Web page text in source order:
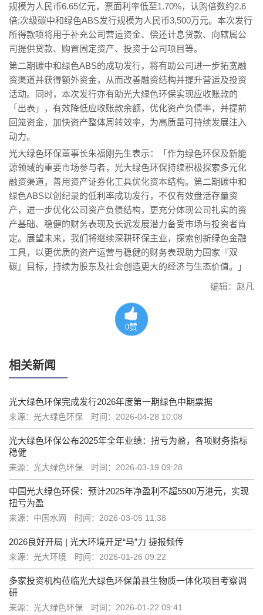
规模为人民币6.65亿元，票面利率低至1.70%，认购倍数约2.6
倍;次级碳中和绿色ABS发行规模为人民币3,500万元。本次发行
所得款项将用于补充公司营运资金、偿还计息贷款、向辖属公
司提供贷款、购置固定资产、投资于公司项目等。
第二期碳中和绿色ABS的成功发行，将有助公司进一步拓宽融
资渠道并获得额外资金，从而改善融资结构并提升营运及投资
活动。同时，本次发行亦有助光大绿色环保实现应收账款的
「出表」，有效降低应收账款余额，优化资产负债率，并提前
回笼资金，加快资产整体周转效率，为高质量可持续发展注入
动力。
光大绿色环保董事长朱福刚先生表示：「作为绿色环保及新能
源领域的重要市场参与者，光大绿色环保持续积极探索多元化
融资渠道，善用资产证券化工具优化资本结构。第二期碳中和
绿色ABS以创纪录的低利率成功发行，不仅有效盘活存量资
产，进一步优化公司资产负债结构，更充分体现公司扎实的资
产基础、稳健的财务表现及长远发展潜力备受市场与投资者肯
定。展望未来，我们将继续深耕环保主业，探索创新绿色金融
工具，以更优质的资产运营与稳健的财务表现助力国家『双
碳』目标，持续为股东及社会创造更大的经济与生态价值。」
编辑：赵凡
0赞
相关新闻
光大绿色环保完成发行2026年度第一期绿色中期票据
来源：光大绿色环保 时间：2026-04-28 10:08
光大绿色环保公布2025年全年业绩：扭亏为盈，各项财务指标
稳健
来源：光大绿色环保 时间：2026-03-19 09:28
中国光大绿色环保：预计2025年净盈利不超5500万港元，实现
扭亏为盈
来源：中国水网 时间：2026-03-05 11:38
2026良好开局 | 光大环境开足“马”力 捷报频传
来源：光大环境 时间：2026-01-26 09:22
多家投资机构莅临光大绿色环保萧县生物质一体化项目考察调
研
来源：光大绿色环保 时间：2026-01-22 09:41